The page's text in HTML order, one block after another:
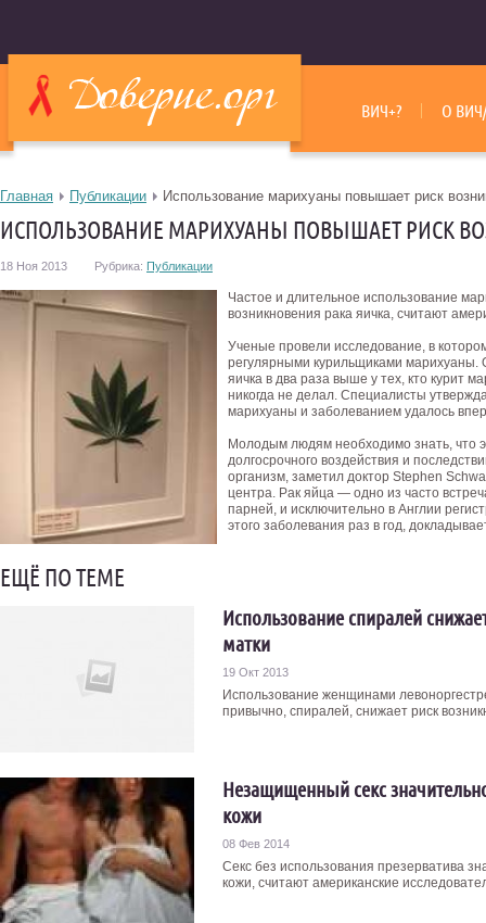
ВИЧ+? О
Главная Публикации Использование марихуаны повышает риск
ИСПОЛЬЗОВАНИЕ МАРИХУАНЫ ПОВЫШАЕТ РИСК
18 Ноя 2013 Рубрика: Публикации
Частое и длительное использование
возникновения рака яичка, считают
Ученые провели исследование, в
регулярными курильщиками марихуаны.
яичка в два раза выше у тех, кто курит
никогда не делал. Специалисты
марихуаны и заболеванием удалось
Молодым людям необходимо знать, что
долгосрочного воздействия и
организм, заметил доктор Stephen
центра. Рак яйца — одно из часто
парней, и исключительно в Англии
этого заболевания раз в год,
ЕЩЁ ПО ТЕМЕ
Использование спиралей
матки
19 Окт 2013
Использование женщинами
привычно, спиралей, снижает риск
Незащищенный секс
кожи
08 Фев 2014
Секс без использования презерватива
кожи, считают американские